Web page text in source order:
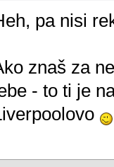
pa nisi
znaš za
- to ti je